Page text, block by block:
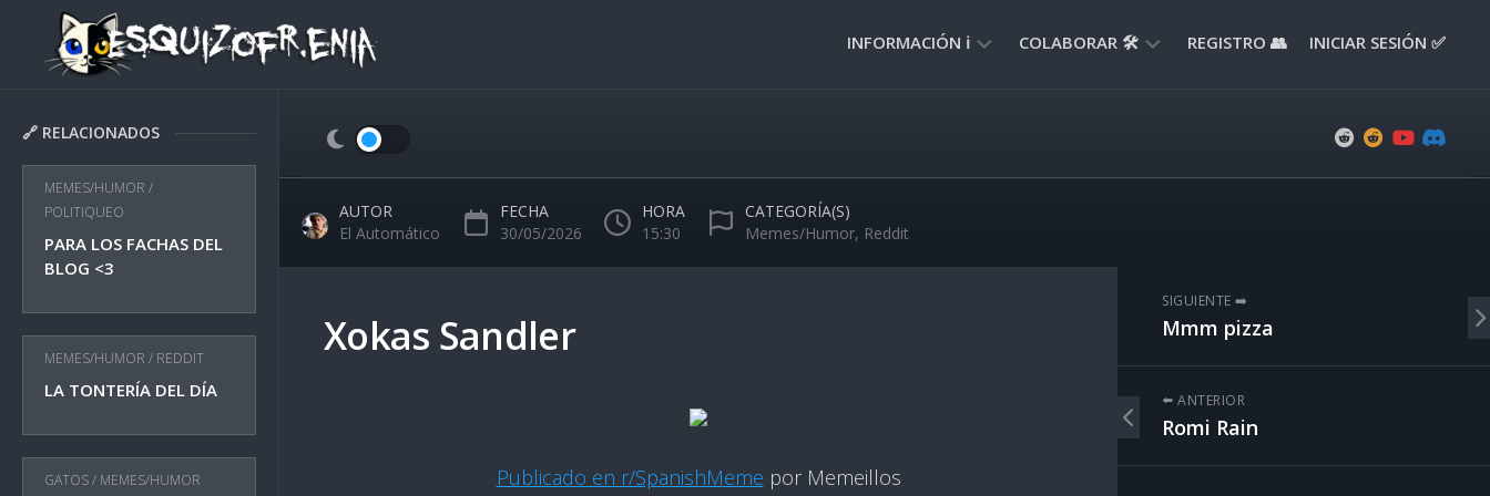
content
INFORMACIÓN ℹ️
NORMAS
USO
🚸
COLABORAR 🛠️ REGISTRO 👥 INICIAR SESIÓN ✅
🔗 RELACIONADOS
MEMES/HUMOR /
POLITIQUEO
PARA LOS FACHAS DEL
BLOG <3
MEMES/HUMOR / REDDIT
LA TONTERÍA DEL DÍA
GATOS/ MEMES/HUMOR
AUTOR
El Automático
FECHA
30/05/2026
HORA
15:30
CATEGORÍA(S)
Memes/Humor, Reddit
Xokas Sandler
Publicado en r/SpanishMeme por Memeillos
SIGUIENTE ➡️
Mmm pizza
⬅️ ANTERIOR
Romi Rain